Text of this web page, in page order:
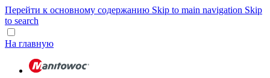
Перейти к основному содержанию Skip to main navigation Skip
to search
На главную